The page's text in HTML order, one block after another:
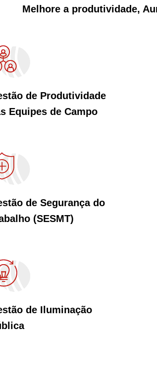
Melhore a produtividade,
de Produtividade
Equipes de Campo
de Segurança do
(SESMT)
de Iluminação